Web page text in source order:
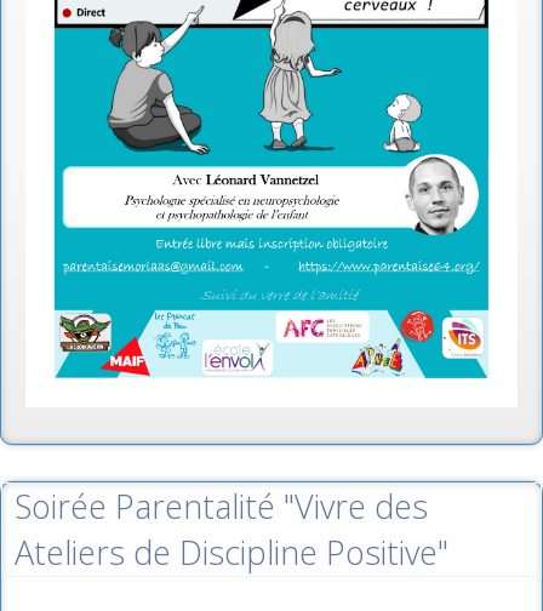
Soirée Parentalité "Vivre des
Ateliers de Discipline Positive"